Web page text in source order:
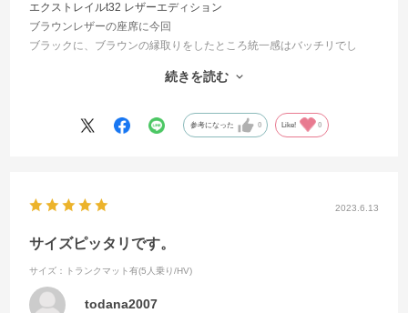
エクストレイルt32 レザーエディション
ブラウンレザーの座席に今回
ブラックに、ブラウンの縁取りをしたところ統一感はバッチリでし
後部座席の真中の部分は気持ち大き目なので、少し浮きが出るのが残
運転手席のマットに純正同様タグが縫い付けてありますが、私には不
要なのでオーダーの際タグの有り無しが選択出来ると良いと思いまし
続きを読む
参考になった 0 Like! 0
2023.6.13
サイズピッタリです。
サイズ：トランクマット有(5人乗り/HV)
todana2007